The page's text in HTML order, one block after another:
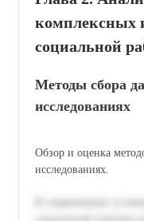
комплексных
социальной
Методы сбора
исследованиях
Обзор и оценка
исследованиях.